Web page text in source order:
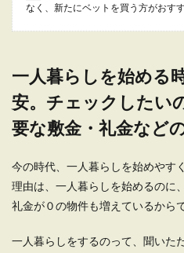
思います。 ...
一人暮ら
辛く感じ
社会人になる
家よりも時間...
水道代を
なく、新たにベットを買う方がおす
一人暮らしを始める
安。チェックしたい
要な敷金・礼金など
今の時代、一人暮らしを始めやす
理由は、一人暮らしを始めるのに
礼金が０の物件も増えているからで
一人暮らしをするのって、聞いた